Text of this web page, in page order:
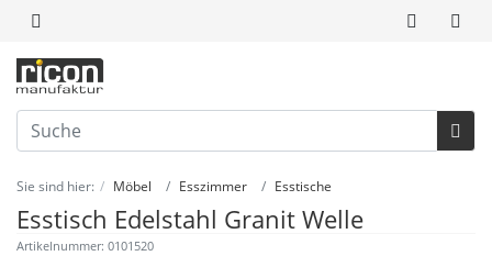
Sie sind hier: Möbel Esszimmer Esstische
Esstisch Edelstahl Granit Welle
Artikelnummer: 0101520